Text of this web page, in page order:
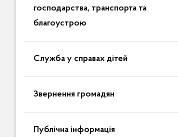
господарства, транспорта та
благоустрою
Служба у справах дітей
Звернення громадян
Публічна інформація